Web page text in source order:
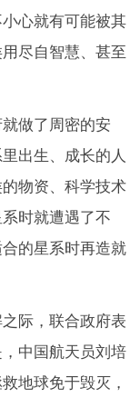
心就有可能被其
尽自智慧、甚至
做了周密的安
出生、成长的人
物资、科学技术
时就遭遇了不
的星系时再造就
际，联合政府表
中国航天员刘培
地球免于毁灭，